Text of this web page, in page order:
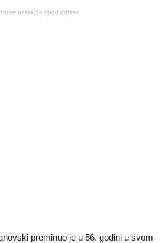
se nastavlja ispod oglasa
preminuo je u 56. godini u svom